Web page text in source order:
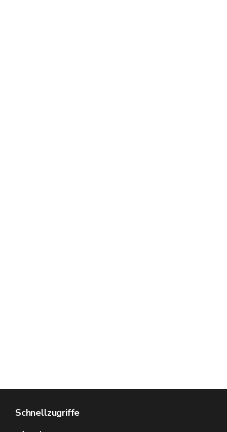
Schnellzugriffe